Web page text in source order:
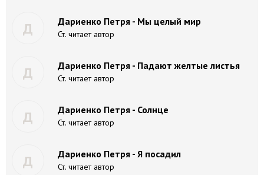
Д Дариенко Петря - Мы целый мир
Ст. читает автор
Д Дариенко Петря - Падают желтые листья
Ст. читает автор
Д Дариенко Петря - Солнце
Ст. читает автор
Д Дариенко Петря - Я посадил
Ст. читает автор